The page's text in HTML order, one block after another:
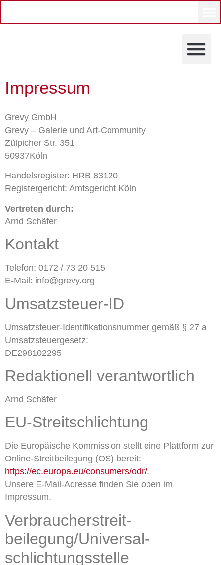
Impressum
Grevy GmbH
Grevy – Galerie und Art-Community
Zülpicher Str. 351
50937Köln
Handelsregister: HRB 83120
Registergericht: Amtsgericht Köln
Vertreten durch:
Arnd Schäfer
Kontakt
Telefon: 0172 / 73 20 515
E-Mail: info@grevy.org
Umsatzsteuer-ID
Umsatzsteuer-Identifikationsnummer gemäß § 27 a
Umsatzsteuergesetz:
DE298102295
Redaktionell verantwortlich
Arnd Schäfer
EU-Streitschlichtung
Die Europäische Kommission stellt eine Plattform zur
Online-Streitbeilegung (OS) bereit:
https://ec.europa.eu/consumers/odr/.
Unsere E-Mail-Adresse finden Sie oben im
Impressum.
Verbraucher­streit­
beilegung/Universal­
schlichtungs­stelle